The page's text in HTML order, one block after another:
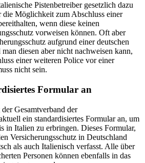
Pistenbetreiber gesetzlich dazu
Möglichkeit zum Abschluss einer
wenn diese keinen
vorweisen können. Oft aber
aufgrund einer deutschen
diesen aber nicht nachweisen kann,
einer weiteren Police vor einer
nicht sein.
Formular an
Gesamtverband der
ein standardisiertes Formular an, um
in Italien zu erbringen. Dieses Formular,
Versicherungsschutz in Deutschland
als auch Italienisch verfasst. Alle über
Personen können ebenfalls in das